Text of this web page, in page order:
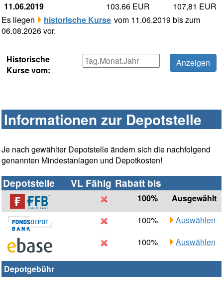
11.06.2019
103.66 EUR
107,81 EUR
Es liegen
historische Kurse vom 11.06.2019 bis zum
06.08.2026 vor.
Historische
Kurse vom:
Informationen zur Depotstelle
Je nach gewählter Depotstelle ändern sich die nachfolgend
genannten Mindestanlagen und Depotkosten!
Depotstelle VL Fähig Rabatt bis
100%
Ausgewählt
100%
Auswählen
100%
Auswählen
Depotgebühr